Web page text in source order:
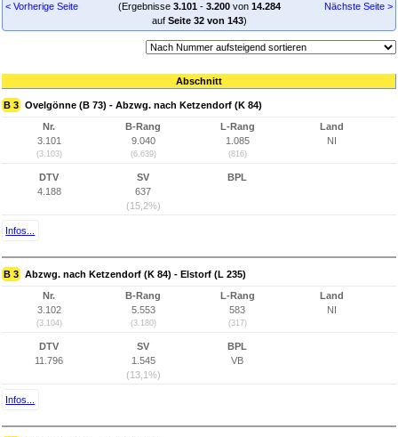
< Vorherige Seite
(Ergebnisse 3.101- 3.200von 14.284
auf Seite 32 von 143)
Nächste Seite >
Abschnitt
B 3 Ovelgönne (B 73) - Abzwg. nach Ketzendorf (K 84)
Nr.
3.101
(3.103)
B-Rang
9.040
(6.639)
L-Rang
1.085
(816)
Land
NI
DTV
4.188
SV
637
(15,2%)
BPL
Infos...
B 3 Abzwg. nach Ketzendorf (K 84) - Elstorf (L 235)
Nr.
3.102
(3.104)
B-Rang
5.553
(3.180)
L-Rang
583
(317)
Land
NI
DTV
11.796
SV
1.545
(13,1%)
BPL
VB
Infos...